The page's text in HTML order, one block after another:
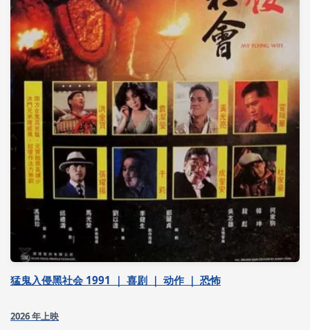
猛鬼入侵黑社会 1991 ｜ 喜剧 ｜ 动作 ｜ 恐怖
2026 年上映